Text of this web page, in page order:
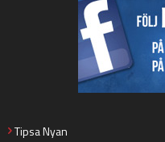
Tipsa Nyan